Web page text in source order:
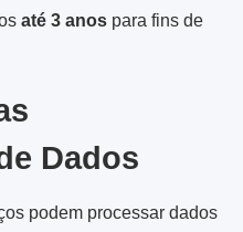
até 3 anospara fins de
Dados
podem processar dados